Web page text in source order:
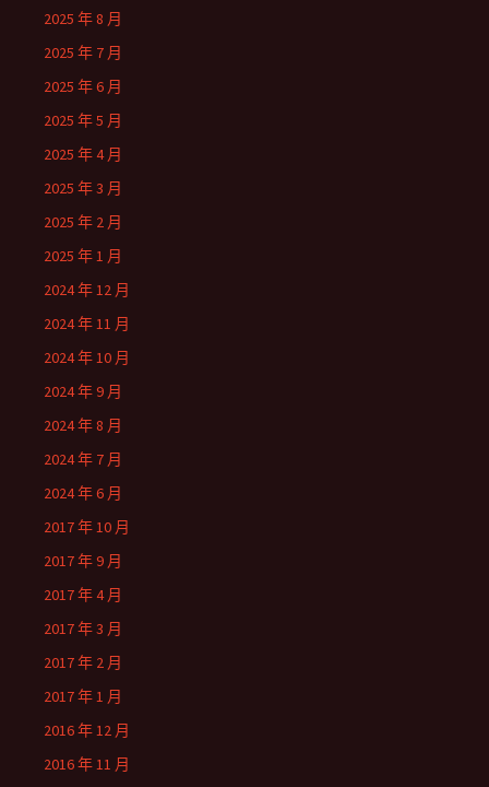
2025 年 8 月
2025 年 7 月
2025 年 6 月
2025 年 5 月
2025 年 4 月
2025 年 3 月
2025 年 2 月
2025 年 1 月
2024 年 12 月
2024 年 11 月
2024 年 10 月
2024 年 9 月
2024 年 8 月
2024 年 7 月
2024 年 6 月
2017 年 10 月
2017 年 9 月
2017 年 4 月
2017 年 3 月
2017 年 2 月
2017 年 1 月
2016 年 12 月
2016 年 11 月